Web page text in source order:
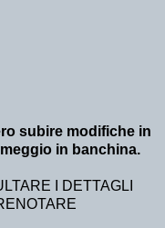
subire modifiche in
in banchina.
I DETTAGLI